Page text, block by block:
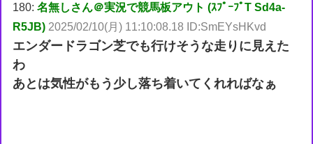
180:名無しさん＠実況で競馬板アウト (ｽﾌﾟｰﾌﾟT Sd4a-
R5JB) 2025/02/10(月) 11:10:08.18 ID:SmEYsHKvd
エンダードラゴン芝でも行けそうな走りに見えた
わ
あとは気性がもう少し落ち着いてくれればなぁ